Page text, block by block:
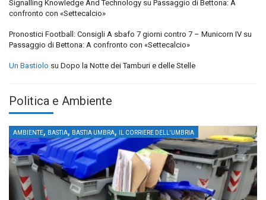
Signalling Knowledge And Technology su Passaggio di Bettona: A
confronto con «Settecalcio»
Pronostici Football: Consigli A sbafo 7 giorni contro 7 – Municorn IV su
Passaggio di Bettona: A confronto con «Settecalcio»
Un Bastiolo su Dopo la Notte dei Tamburi e delle Stelle
Politica e Ambiente
AMBIENTE, BASTIA, BASTIA UMBRA, IL CORRIERE DELL'UMBRIA